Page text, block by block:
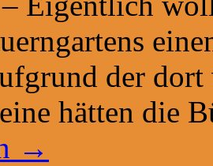
der
hätten die
→